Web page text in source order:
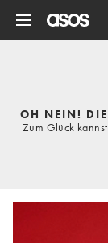
OH NEIN!
Zum Glück